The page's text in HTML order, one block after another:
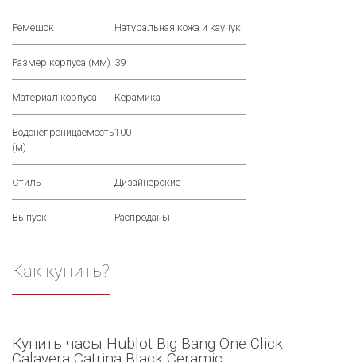
Ремешок Натуральная кожа и каучук
Размер корпуса (мм) 39
Материал корпуса Керамика
Водонепроницаемость
(м)
100
Стиль Дизайнерские
Выпуск Распроданы
Как купить?
Купить часы Hublot Big Bang One Click
Calavera Catrina Black Ceramic